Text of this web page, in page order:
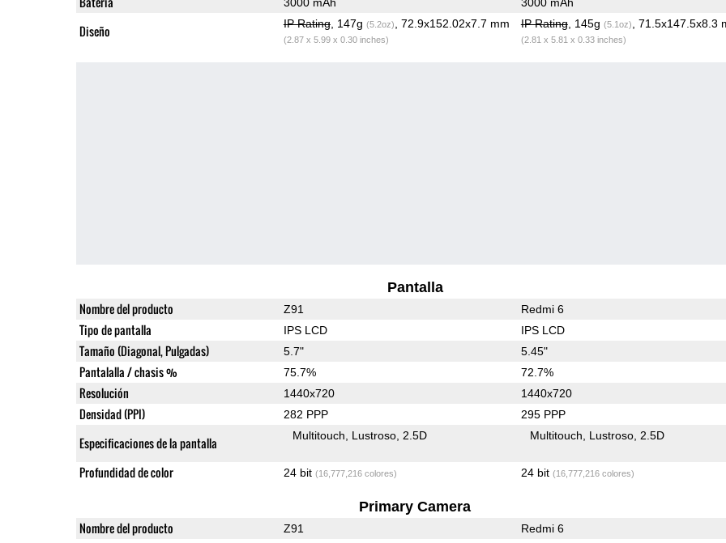
Diseño IP Rating, 147g (5.2oz) , 72.9x152.02x7.7 mm
(2.87 x 5.99 x 0.30 inches)
IP Rating, 145g (5.1oz) , 71.5x147.5x8.3
(2.81 x 5.81 x 0.33 inches)
Pantalla
Nombre del producto Z91 Redmi 6
Tipo de pantalla IPS LCD IPS LCD
Tamaño (Diagonal, Pulgadas) 5.7" 5.45"
Pantalalla / chasis % 75.7% 72.7%
Resolución 1440x720 1440x720
Densidad (PPI) 282 PPP 295 PPP
Especificaciones de la pantalla Multitouch Lustroso 2.5D Multitouch Lustroso 2.5D
Profundidad de color 24 bit (16,777,216 colores) 24 bit (16,777,216 colores)
Primary Camera
Nombre del producto Z91 Redmi 6